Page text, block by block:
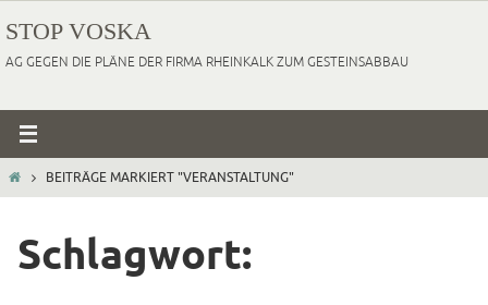
Inhalt
springen
STOP VOSKA
AG GEGEN DIE PLÄNE DER FIRMA RHEINKALK ZUM GESTEINSABBAU
HOMEBEITRÄGE MARKIERT "VERANSTALTUNG"
Schlagwort: